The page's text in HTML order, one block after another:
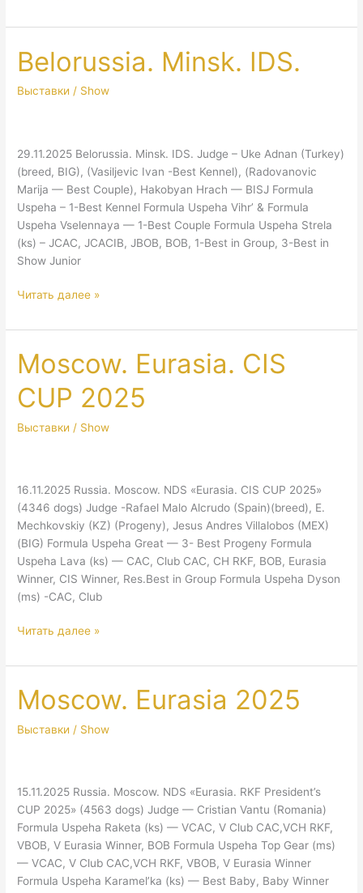
IDS.
Belorussia. Minsk. IDS.
Выставки / Show
29.11.2025 Belorussia. Minsk. IDS. Judge – Uke Adnan (Turkey)
(breed, BIG), (Vasiljevic Ivan -Best Kennel), (Radovanovic
Marija — Best Couple), Hakobyan Hrach — BISJ Formula
Uspeha – 1-Best Kennel Formula Uspeha Vihr’ & Formula
Uspeha Vselennaya — 1-Best Couple Formula Uspeha Strela
(ks) – JCAC, JCACIB, JBOB, BOB, 1-Best in Group, 3-Best in
Show Junior
Belorussia.
IDS.
Читать далее »
Moscow. Eurasia. CIS
CUP 2025
Выставки / Show
16.11.2025 Russia. Moscow. NDS «Eurasia. CIS CUP 2025»
(4346 dogs) Judge -Rafael Malo Alcrudo (Spain)(breed), E.
Mechkovskiy (KZ) (Progeny), Jesus Andres Villalobos (MEX)
(BIG) Formula Uspeha Great — 3- Best Progeny Formula
Uspeha Lava (ks) — CAC, Club CAC, CH RKF, BOB, Eurasia
Winner, CIS Winner, Res.Best in Group Formula Uspeha Dyson
(ms) -CAC, Club
Moscow.
CIS
2025
Читать далее »
Moscow. Eurasia 2025
Выставки / Show
15.11.2025 Russia. Moscow. NDS «Eurasia. RKF President’s
CUP 2025» (4563 dogs) Judge — Cristian Vantu (Romania)
Formula Uspeha Raketa (ks) — VCAC, V Club CAC,VCH RKF,
VBOB, V Eurasia Winner, BOB Formula Uspeha Top Gear (ms)
— VCAC, V Club CAC,VCH RKF, VBOB, V Eurasia Winner
Formula Uspeha Karamel’ka (ks) — Best Baby, Baby Winner